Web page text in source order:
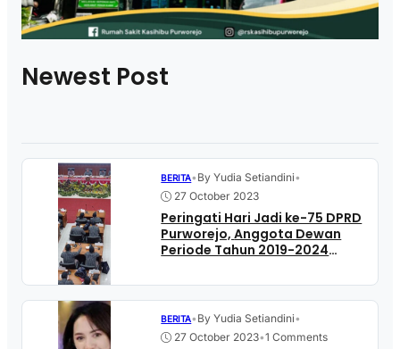
Newest Post
BERITA• By Yudia Setiandini•
27 October 2023
Peringati Hari Jadi ke-75 DPRD
Purworejo, Anggota Dewan
Periode Tahun 2019-2024
Terakhir
BERITA• By Yudia Setiandini•
27 October 2023•1 Comments